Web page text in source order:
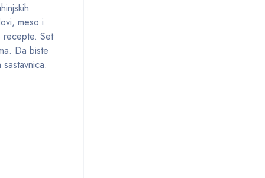
meso i
recepte. Set
Da biste